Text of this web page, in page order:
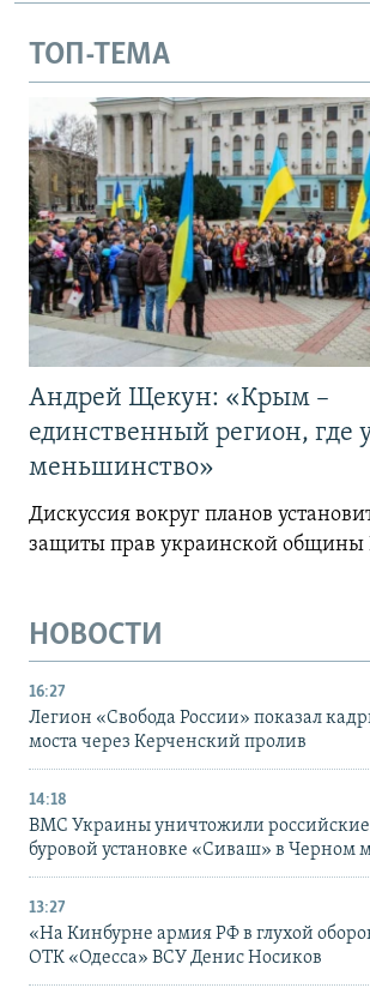
ТОП-ТЕМА
Андрей Щекун: «Крым –
единственный регион, где
меньшинство»
Дискуссия вокруг планов
защиты прав украинской
НОВОСТИ
16:27
Легион «Свобода России» показал
моста через Керченский пролив
14:18
ВМС Украины уничтожили российские
буровой установке «Сиваш» в Черном
13:27
«На Кинбурне армия РФ в глухой
ОТК «Одесса» ВСУ Денис Носиков